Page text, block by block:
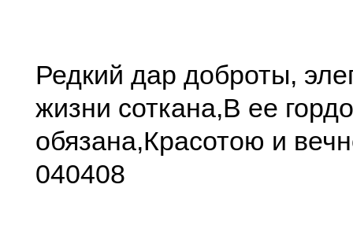
Редкий дар доброты,
жизни соткана,В ее
обязана,Красотою и
040408